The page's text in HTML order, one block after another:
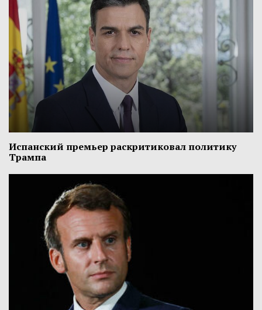
Испанский премьер раскритиковал политику
Трампа